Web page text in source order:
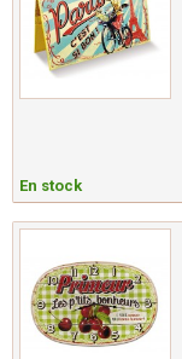
En stock